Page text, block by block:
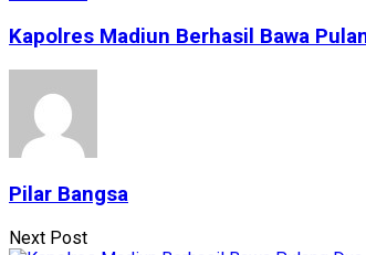
Kapolres Madiun Berhasil Bawa
Pilar Bangsa
Next Post